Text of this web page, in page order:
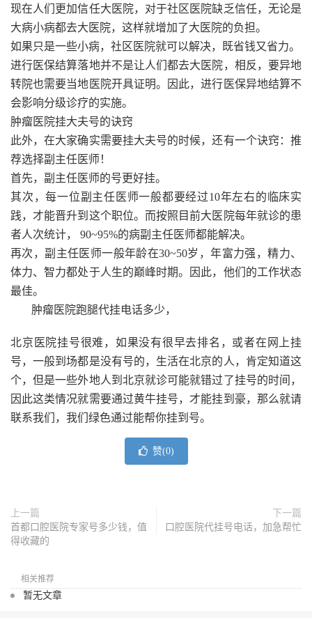
现在人们更加信任大医院，对于社区医院缺乏信任，无论是
大病小病都去大医院，这样就增加了大医院的负担。
如果只是一些小病，社区医院就可以解决，既省钱又省力。
进行医保结算落地并不是让人们都去大医院，相反，要异地
转院也需要当地医院开具证明。因此，进行医保异地结算不
会影响分级诊疗的实施。
肿瘤医院挂大夫号的诀窍
此外，在大家确实需要挂大夫号的时候，还有一个诀窍：推
荐选择副主任医师！
首先，副主任医师的号更好挂。
其次，每一位副主任医师一般都要经过10年左右的临床实
践，才能晋升到这个职位。而按照目前大医院每年就诊的患
者人次统计， 90~95%的病副主任医师都能解决。
再次，副主任医师一般年龄在30~50岁，年富力强，精力、
体力、智力都处于人生的巅峰时期。因此，他们的工作状态
最佳。
肿瘤医院跑腿代挂电话多少，
北京医院挂号很难，如果没有很早去排名，或者在网上挂
号，一般到场都是没有号的，生活在北京的人，肯定知道这
个，但是一些外地人到北京就诊可能就错过了挂号的时间，
因此这类情况就需要通过黄牛挂号，才能挂到豪，那么就请
联系我们，我们绿色通过能帮你挂到号。
赞(0)
上一篇
首都口腔医院专家号多少钱，值
得收藏的
下一篇
口腔医院代挂号电话，加急帮忙
相关推荐
暂无文章